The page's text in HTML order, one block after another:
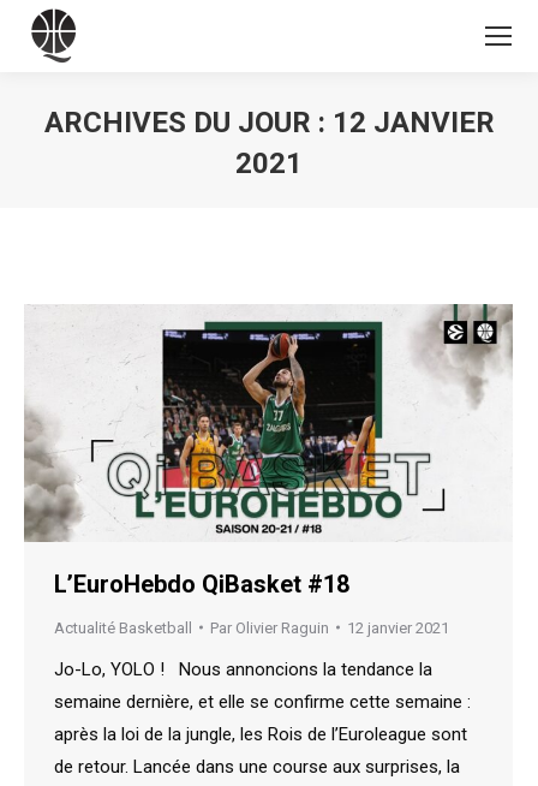
ARCHIVES DU JOUR : 12 JANVIER
2021
L’EuroHebdo QiBasket #18
Actualité Basketball Par Olivier Raguin 12 janvier 2021
Jo-Lo, YOLO ! Nous annoncions la tendance la
semaine dernière, et elle se confirme cette semaine :
après la loi de la jungle, les Rois de l’Euroleague sont
de retour. Lancée dans une course aux surprises, la